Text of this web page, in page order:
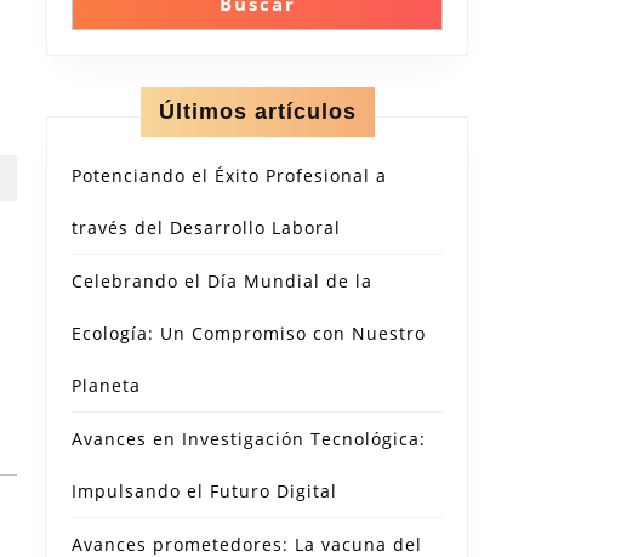
Últimos artículos
Potenciando el Éxito Profesional a
través del Desarrollo Laboral
Celebrando el Día Mundial de la
Ecología: Un Compromiso con Nuestro
Planeta
Avances en Investigación Tecnológica:
Impulsando el Futuro Digital
Avances prometedores: La vacuna del